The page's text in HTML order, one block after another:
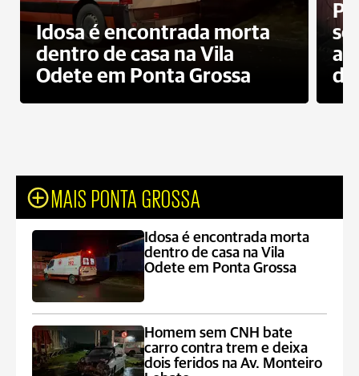
Idosa é encontrada morta
dentro de casa na Vila
Odete em Ponta Grossa
do
MAIS PONTA GROSSA
Idosa é encontrada morta
dentro de casa na Vila
Odete em Ponta Grossa
Homem sem CNH bate
carro contra trem e deixa
dois feridos na Av. Monteiro